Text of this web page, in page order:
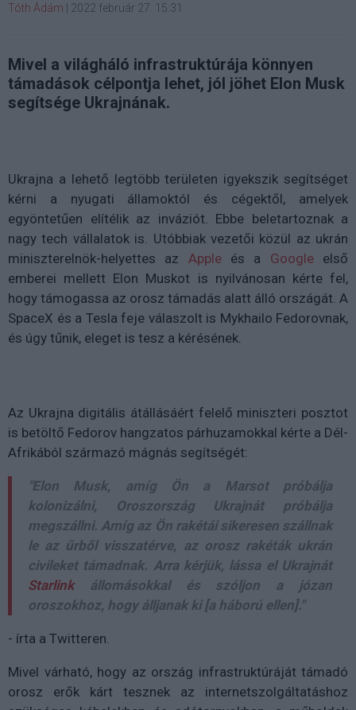
Tóth Ádám 2022 február 27. 15:31
Mivel a világháló infrastruktúrája könnyen
támadások célpontja lehet, jól jöhet Elon Musk
segítsége Ukrajnának.
Ukrajna a lehető legtöbb területen igyekszik segítséget
kérni a nyugati államoktól és cégektől, amelyek
egyöntetűen elítélik az inváziót. Ebbe beletartoznak a
nagy tech vállalatok is. Utóbbiak vezetői közül az ukrán
miniszterelnök-helyettes az Appleés a Googleelső
emberei mellett Elon Muskot is nyilvánosan kérte fel,
hogy támogassa az orosz támadás alatt álló országát. A
SpaceX és a Tesla feje válaszolt is Mykhailo Fedorovnak,
és úgy tűnik, eleget is tesz a kérésének.
Az Ukrajna digitális átállásáért felelő miniszteri posztot
is betöltő Fedorov hangzatos párhuzamokkal kérte a Dél-
Afrikából származó mágnás segítségét:
"Elon Musk, amíg Ön a Marsot próbálja
kolonizálni, Oroszország Ukrajnát próbálja
megszállni. Amíg az Ön rakétái sikeresen szállnak
le az űrből visszatérve, az orosz rakéták ukrán
civileket támadnak. Arra kérjük, lássa el Ukrajnát
Starlinkállomásokkal és szóljon a józan
oroszokhoz, hogy álljanak ki [a háború ellen]."
- írta a Twitteren.
Mivel várható, hogy az ország infrastruktúráját támadó
orosz erők kárt tesznek az internetszolgáltatáshoz